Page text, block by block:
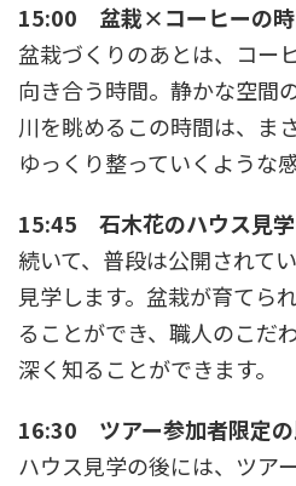
15:00 盆栽×コーヒーの
盆栽づくりのあとは、コー
向き合う時間。静かな空間
川を眺めるこの時間は、ま
ゆっくり整っていくような
15:45 石木花のハウス見学
続いて、普段は公開されて
見学します。盆栽が育てら
ることができ、職人のこだ
深く知ることができます。
16:30 ツアー参加者限定
ハウス見学の後には、ツア